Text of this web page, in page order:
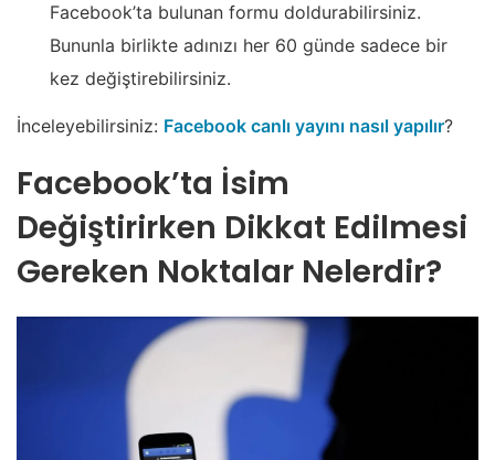
Facebook’ta bulunan formu doldurabilirsiniz.
Bununla birlikte adınızı her 60 günde sadece bir
kez değiştirebilirsiniz.
İnceleyebilirsiniz: Facebook canlı yayını nasıl yapılır?
Facebook’ta İsim
Değiştirirken Dikkat Edilmesi
Gereken Noktalar Nelerdir?